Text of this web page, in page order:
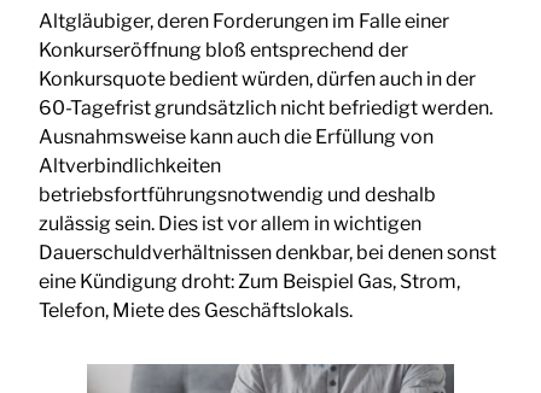
Altgläubiger, deren Forderungen im Falle einer
Konkurseröffnung bloß entsprechend der
Konkursquote bedient würden, dürfen auch in der
60-Tagefrist grundsätzlich nicht befriedigt werden.
Ausnahmsweise kann auch die Erfüllung von
Altverbindlichkeiten
betriebsfortführungsnotwendig und deshalb
zulässig sein. Dies ist vor allem in wichtigen
Dauerschuldverhältnissen denkbar, bei denen sonst
eine Kündigung droht: Zum Beispiel Gas, Strom,
Telefon, Miete des Geschäftslokals.